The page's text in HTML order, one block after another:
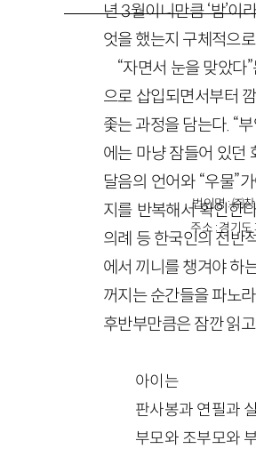
년 3월이니만큼 ‘밤’이
엇을 했는지 구체적으
“자면서 눈을 맞았다
으로 삽입되면서부터
좇는 과정을 담는다. “
에는 마냥 잠들어 있던
달음의 언어와 “우물”
지를 반복해서 확인한
의례 등 한국인의 전반
에서 끼니를 챙겨야 하
꺼지는 순간들을 파노
후반부만큼은 잠깐 읽
아이는
판사봉과 연필과
부모와 조부모와
법인명 : ㈜
주소 : 경기